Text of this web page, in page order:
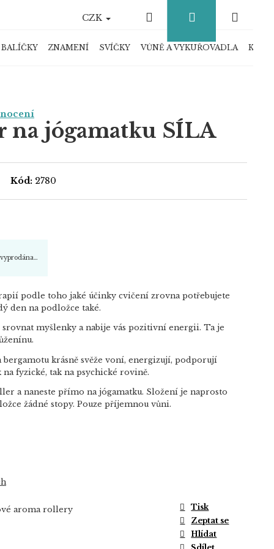
ZNAMENÍ SVÍČKY VŮNĚ A VYKUŘOVADLA
CZK Hledat Přihlášení
košík
na jógamatku SÍLA
Kód: 2780
podle toho jaké účinky cvičení zrovna potřebujete
den na podložce také.
myšlenky a nabije vás pozitivní energii. Ta je
krásně svěže voní, energizují, podporují
fyzické, tak na psychické rovině.
a naneste přímo na jógamatku. Složení je naprosto
žádné stopy. Pouze příjemnou vůni.
aroma rollery
Tisk
Zeptat se
Hlídat